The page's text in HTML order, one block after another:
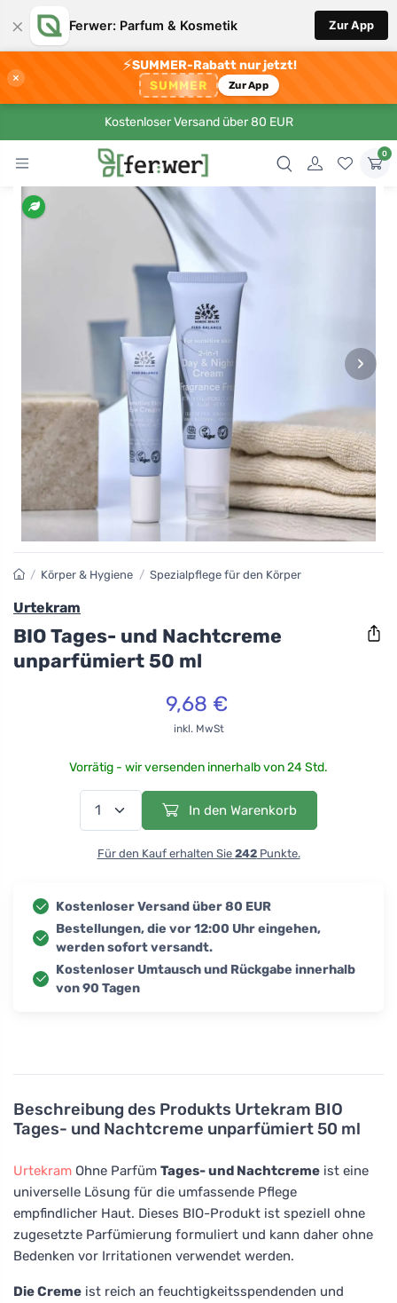
× Ferwer: Parfum & Kosmetik Zur App
×
⚡SUMMER-Rabatt nur jetzt!
SUMMER Zur App
Kostenloser Versand über 80 EUR
0
›
Beschreibung des Produkts Urtekram BIO
Tages- und Nachtcreme unparfümiert 50 ml
Urtekram Ohne Parfüm Tages- und Nachtcreme ist eine
universelle Lösung für die umfassende Pflege
empfindlicher Haut. Dieses BIO-Produkt ist speziell ohne
zugesetzte Parfümierung formuliert und kann daher ohne
Bedenken vor Irritationen verwendet werden.
Die Creme ist reich an feuchtigkeitsspendenden und
/ Körper & Hygiene / Spezialpflege für den Körper
Urtekram
BIO Tages- und Nachtcreme
unparfümiert 50 ml
9,68 €
inkl. MwSt
Vorrätig - wir versenden innerhalb von 24 Std.
In den Warenkorb
Für den Kauf erhalten Sie 242Punkte.
Kostenloser Versand über 80 EUR
Bestellungen, die vor 12:00 Uhr eingehen,
werden sofort versandt.
Kostenloser Umtausch und Rückgabe innerhalb
von 90 Tagen